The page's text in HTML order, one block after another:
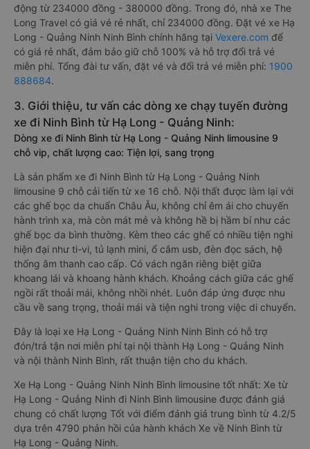
động từ 234000 đồng - 380000 đồng. Trong đó, nhà xe The
Long Travel có giá vé rẻ nhất, chỉ 234000 đồng. Đặt vé xe Hạ
Long - Quảng Ninh Ninh Bình chính hãng tại Vexere.com để
có giá rẻ nhất, đảm bảo giữ chỗ 100% và hỗ trợ đổi trả vé
miễn phí. Tổng đài tư vấn, đặt vé và đổi trả vé miễn phí: 1900
888684.
3. Giới thiệu, tư vấn các dòng xe chạy tuyến đường
xe đi Ninh Bình từ Hạ Long - Quảng Ninh:
Dòng xe đi Ninh Bình từ Hạ Long - Quảng Ninh limousine 9
chỗ vip, chất lượng cao: Tiện lợi, sang trọng
Là sản phẩm xe đi Ninh Bình từ Hạ Long - Quảng Ninh
limousine 9 chỗ cải tiến từ xe 16 chỗ. Nội thất được làm lại với
các ghế bọc da chuẩn Châu Âu, không chỉ êm ái cho chuyến
hành trình xa, mà còn mát mẻ và không hề bị hầm bí như các
ghế bọc da bình thường. Kèm theo các ghế có nhiều tiện nghi
hiện đại như ti-vi, tủ lạnh mini, ổ cắm usb, đèn đọc sách, hệ
thống âm thanh cao cấp. Có vách ngăn riêng biệt giữa
khoang lái và khoang hành khách. Khoảng cách giữa các ghế
ngồi rất thoải mái, không nhồi nhét. Luôn đáp ứng được nhu
cầu về sang trọng, thoải mái và tiện nghi trong việc di chuyển.
Đây là loại xe Hạ Long - Quảng Ninh Ninh Bình có hỗ trợ
đón/trả tận nơi miễn phí tại nội thành Hạ Long - Quảng Ninh
và nội thành Ninh Bình, rất thuận tiện cho du khách.
Xe Hạ Long - Quảng Ninh Ninh Bình limousine tốt nhất: Xe từ
Hạ Long - Quảng Ninh đi Ninh Bình limousine được đánh giá
chung có chất lượng Tốt với điểm đánh giá trung bình từ 4.2/5
dựa trên 4790 phản hồi của hành khách Xe về Ninh Bình từ
Hạ Long - Quảng Ninh.